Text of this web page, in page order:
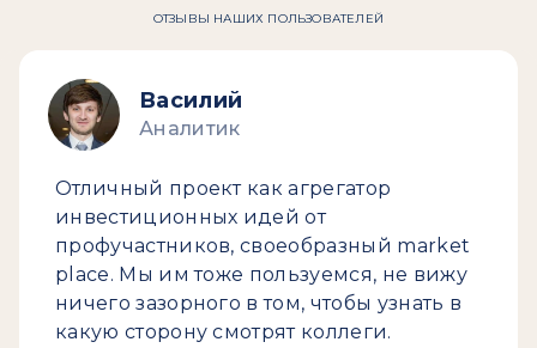
ОТЗЫВЫ НАШИХ ПОЛЬЗОВАТЕЛЕЙ
Василий
Аналитик
Отличный проект как агрегатор
инвестиционных идей от
профучастников, своеобразный market
place. Мы им тоже пользуемся, не вижу
ничего зазорного в том, чтобы узнать в
какую сторону смотрят коллеги.